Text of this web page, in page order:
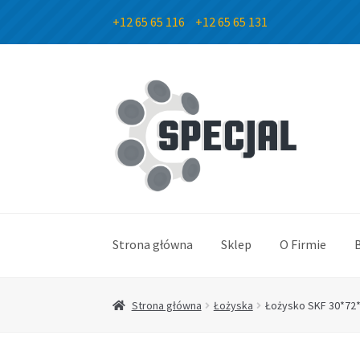
+12 65 65 116 +12 65 65 131
Przejdź
do
nawigacji
Przejdź
do
treści
Strona główna Sklep O Firmie
Strona główna Łożyska Łożysko SKF